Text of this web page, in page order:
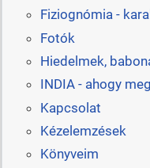
Fiziognómia -
Fotók
Hiedelmek,
INDIA - ahogy
Kapcsolat
Kézelemzések
Könyveim